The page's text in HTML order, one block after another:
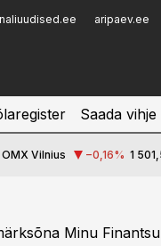
aripaev.ee
Saada vihje
OMX Vilnius −0,16% 1
Minu